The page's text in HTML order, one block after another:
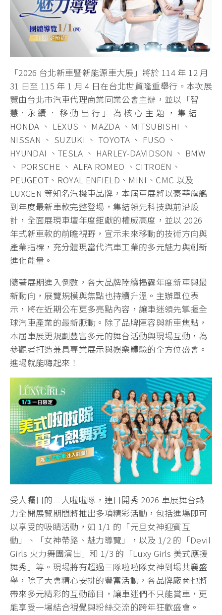
「2026 台北新車暨新能源車大展」將於 114 年 12 月
31 日至 115 年 1 月 4 日在台北世貿隆重舉行。本次展
覽由台北市汽車代理商業同業公會主辦，並以「智
慧．永 續 ． 移 動 出 行 」 為 核 心 主 題 ， 集 結
HONDA 、 LEXUS 、 MAZDA 、MITSUBISHI 、
NISSAN 、 SUZUKI 、 TOYOTA 、 FUSO 、
HYUNDAI 、TESLA 、 HARLEY-DAVIDSON 、 BMW
、 PORSCHE 、 ALFA ROMEO 、CITROËN、
PEUGEOT、ROYAL ENFIELD、MINI、CMC 以及
LUXGEN 等知名汽機車品牌，本屆車展將以豪華旗艦
到年度最新車款完整登場，集結領先科技與前沿設
計，全面展現車壇年度鉅獻的權威高度，並以 2026
年式新車款的前瞻視野，宣示未來移動的技術方向與
產業指標，充分體現當代汽車工業的多元魅力與創新
進化能量。
隨著展期進入倒數，各大品牌陸續揭露年度新車與最
新動向，展覽規模與焦點也持續升溫。主辦單位表
示，將在近期公布更多亮點內容，讓車迷領先掌握全
球汽車產業的最新脈動。除了品牌陣容與新車焦點，
本屆車展更規劃豐富多元的舞台活動與現場互動，為
參觀者打造兼具專業展示與娛樂體驗的全方位盛會。
進場就能嗨起來！
受人矚目的三大啦啦隊，連日開秀 2026 車展舞台熱
力全開展覽期間將推出多項精彩活動，包括進場即可
以享受的吸睛活動，如 1/1 的「元旦女神迎賓互
動」、「女神帶路、魅力導覽」，以及 1/2 的「Devil
Girls 火力舞團演出」和 1/3 的「Luxy Girls 美式應援
舞秀」等。現場將有超過三隊啦啦隊女神到場共襄盛
舉，除了大會精心安排的豐富活動，各品牌廠商也將
帶來多元精彩的互動節目，讓車迷們不只能賞車，更
能享受一場結合視覺與粉絲交流的跨年狂歡盛會。